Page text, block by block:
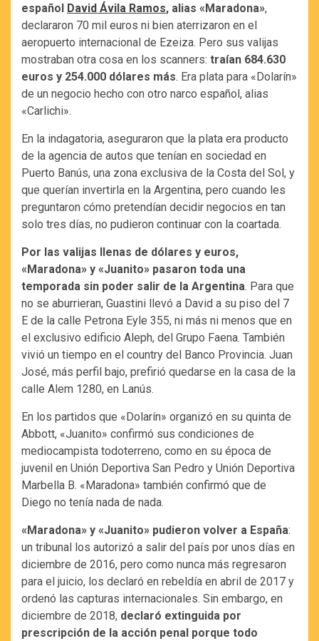
español David Ávila Ramos, alias «Maradona»,
declararon 70 mil euros ni bien aterrizaron en el
aeropuerto internacional de Ezeiza. Pero sus valijas
mostraban otra cosa en los scanners: traían 684.630
euros y 254.000 dólares más. Era plata para «Dolarín»
de un negocio hecho con otro narco español, alias
«Carlichi».
En la indagatoria, aseguraron que la plata era producto
de la agencia de autos que tenían en sociedad en
Puerto Banús, una zona exclusiva de la Costa del Sol, y
que querían invertirla en la Argentina, pero cuando les
preguntaron cómo pretendían decidir negocios en tan
solo tres días, no pudieron continuar con la coartada.
Por las valijas llenas de dólares y euros,
«Maradona» y «Juanito» pasaron toda una
temporada sin poder salir de la Argentina. Para que
no se aburrieran, Guastini llevó a David a su piso del 7
E de la calle Petrona Eyle 355, ni más ni menos que en
el exclusivo edificio Aleph, del Grupo Faena. También
vivió un tiempo en el country del Banco Provincia. Juan
José, más perfil bajo, prefirió quedarse en la casa de la
calle Alem 1280, en Lanús.
En los partidos que «Dolarín» organizó en su quinta de
Abbott, «Juanito» confirmó sus condiciones de
mediocampista todoterreno, como en su época de
juvenil en Unión Deportiva San Pedro y Unión Deportiva
Marbella B. «Maradona» también confirmó que de
Diego no tenía nada de nada.
«Maradona» y «Juanito» pudieron volver a España:
un tribunal los autorizó a salir del país por unos días en
diciembre de 2016, pero como nunca más regresaron
para el juicio, los declaró en rebeldía en abril de 2017 y
ordenó las capturas internacionales. Sin embargo, en
diciembre de 2018, declaró extinguida por
prescripción de la acción penal porque todo